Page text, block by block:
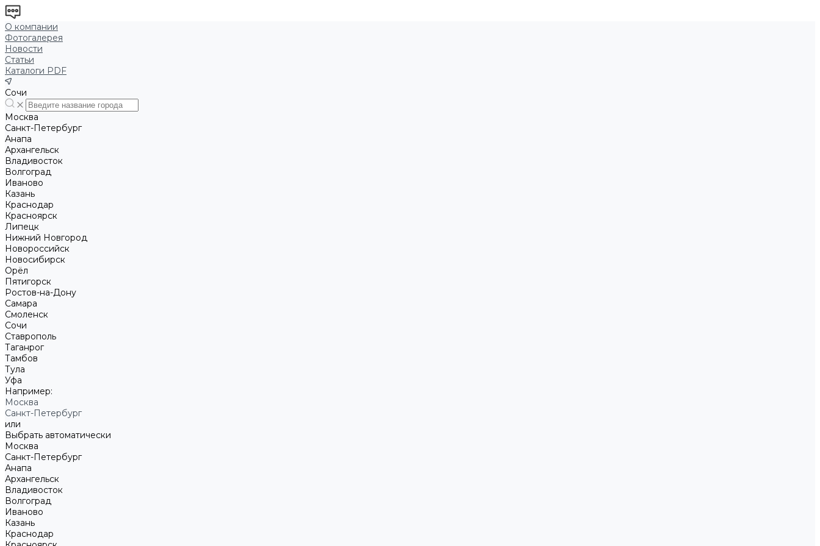
О компании
Фотогалерея
Новости
Статьи
Каталоги PDF
Сочи
Москва
Санкт-Петербург
Анапа
Архангельск
Владивосток
Волгоград
Иваново
Казань
Краснодар
Красноярск
Липецк
Нижний Новгород
Новороссийск
Новосибирск
Орёл
Пятигорск
Ростов-на-Дону
Самара
Смоленск
Сочи
Ставрополь
Таганрог
Тамбов
Тула
Уфа
Например:
Москва
Санкт-Петербург
или
Выбрать автоматически
Москва
Санкт-Петербург
Анапа
Архангельск
Владивосток
Волгоград
Иваново
Казань
Краснодар